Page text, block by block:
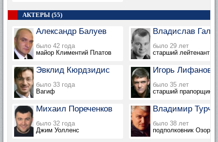
АКТЕРЫ (55)
Александр Балуев
было 42 года
майор Климентий Платов
Владислав
было 29 лет
старший лейтенант
Эвклид Кюрдзидис
было 33 года
Вагиф
Игорь Лифанов
было 35 лет
старший прапорщик
Михаил Пореченков
было 32 года
Джим Уолленс
Владимир
было 38 лет
подполковник